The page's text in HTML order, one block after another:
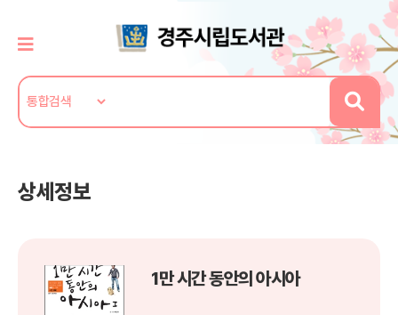
상세정보
1만 시간 동안의 아시아